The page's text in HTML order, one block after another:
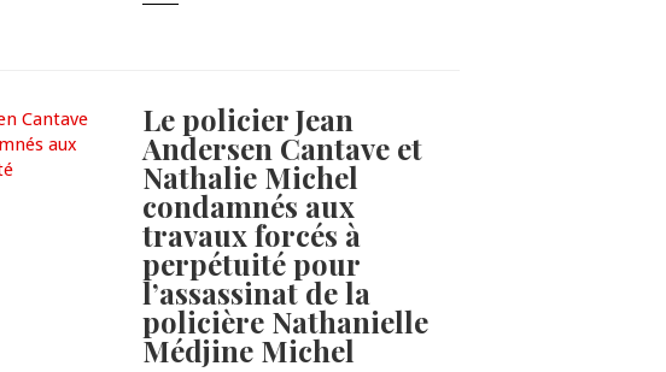
Le policier Jean
Andersen Cantave et
Nathalie Michel
condamnés aux
travaux forcés à
perpétuité pour
l’assassinat de la
policière Nathanielle
Médjine Michel